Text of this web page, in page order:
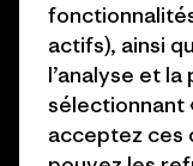
1% For The Planet
Comment nous
finançons
Cartes cadeaux
actifs), ainsi
l’analyse et
sélectionnant
acceptez ces